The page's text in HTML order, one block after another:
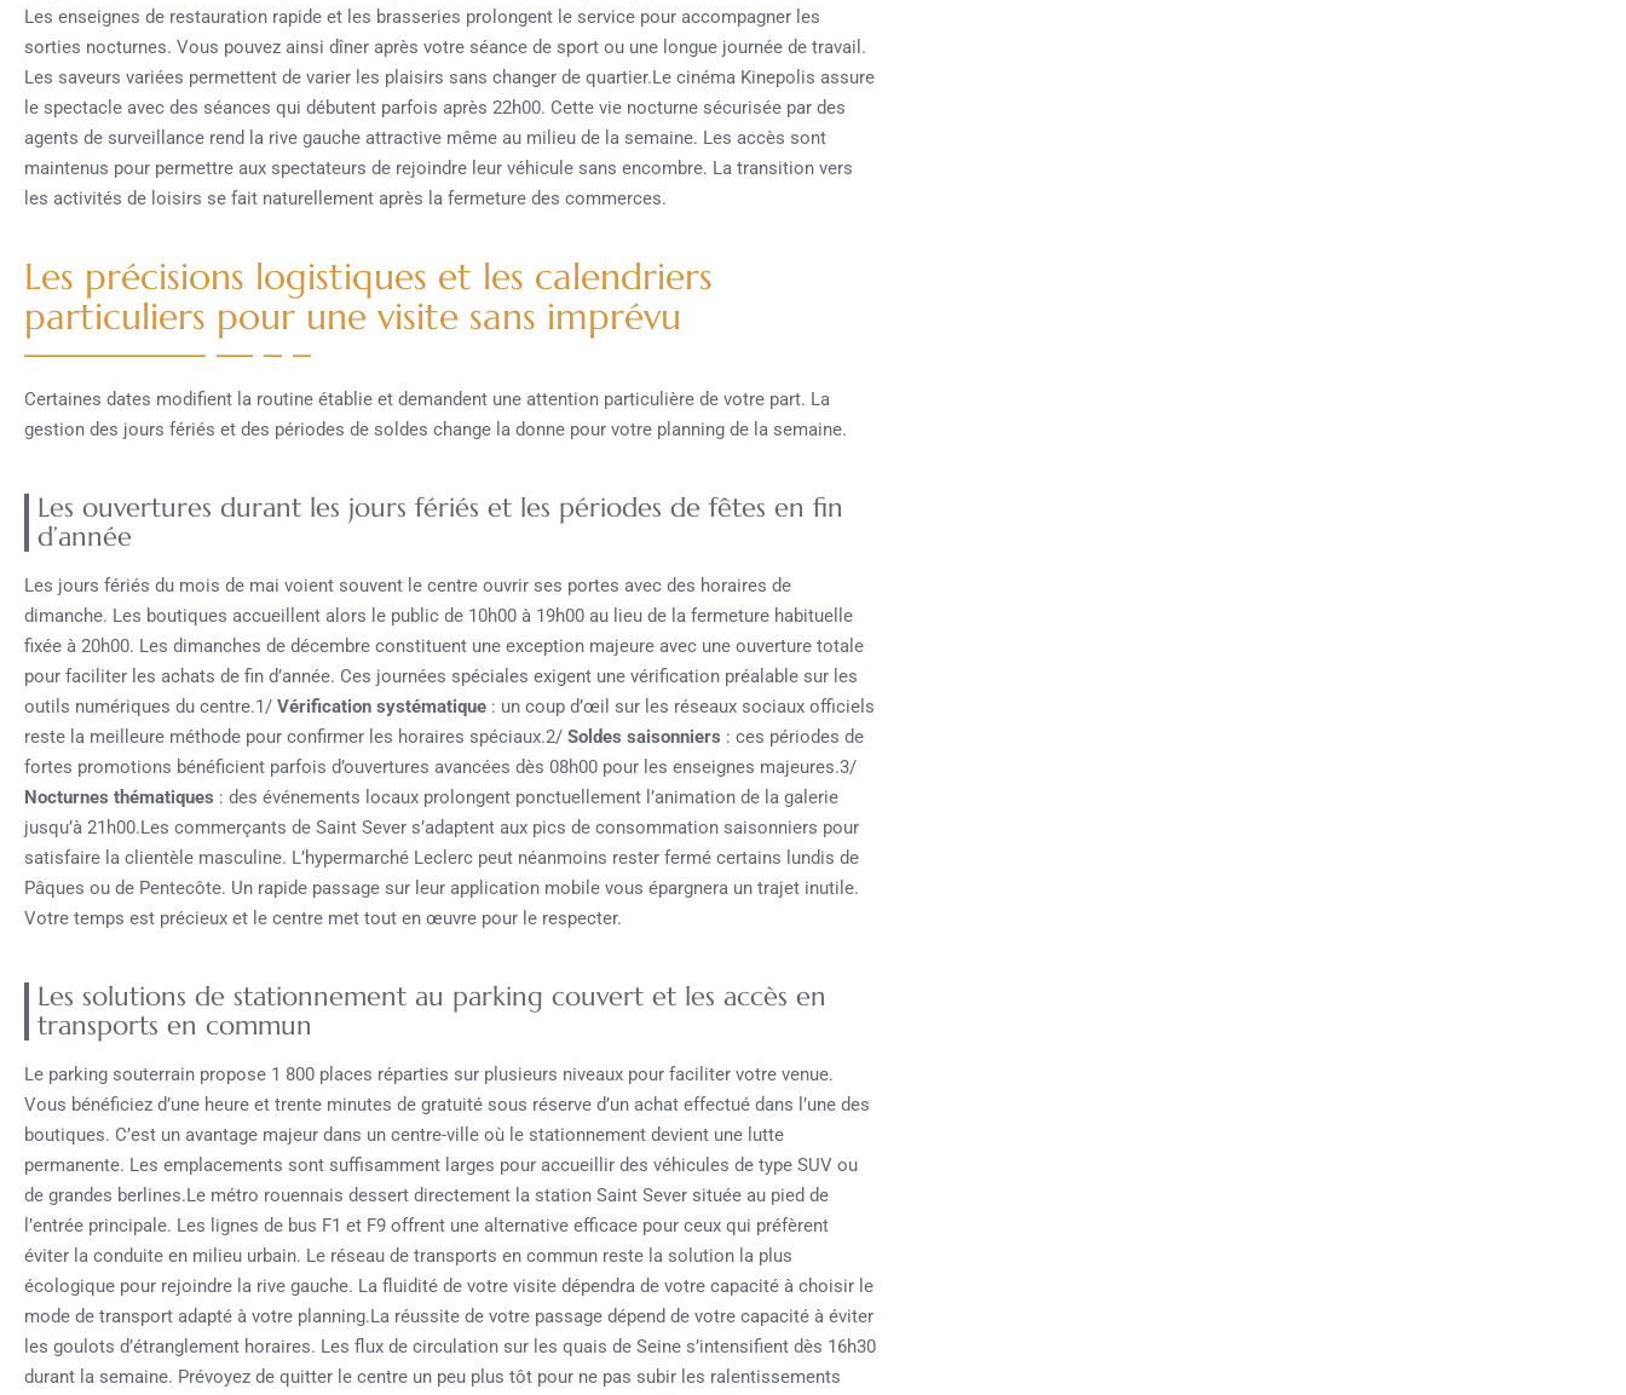
Les enseignes de restauration rapide et les brasseries prolongent le service pour accompagner les
sorties nocturnes. Vous pouvez ainsi dîner après votre séance de sport ou une longue journée de travail.
Les saveurs variées permettent de varier les plaisirs sans changer de quartier.Le cinéma Kinepolis assure
le spectacle avec des séances qui débutent parfois après 22h00. Cette vie nocturne sécurisée par des
agents de surveillance rend la rive gauche attractive même au milieu de la semaine. Les accès sont
maintenus pour permettre aux spectateurs de rejoindre leur véhicule sans encombre. La transition vers
les activités de loisirs se fait naturellement après la fermeture des commerces.
Les précisions logistiques et les calendriers
particuliers pour une visite sans imprévu
Certaines dates modifient la routine établie et demandent une attention particulière de votre part. La
gestion des jours fériés et des périodes de soldes change la donne pour votre planning de la semaine.
Les ouvertures durant les jours fériés et les périodes de fêtes en fin
d’année
Les jours fériés du mois de mai voient souvent le centre ouvrir ses portes avec des horaires de
dimanche. Les boutiques accueillent alors le public de 10h00 à 19h00 au lieu de la fermeture habituelle
fixée à 20h00. Les dimanches de décembre constituent une exception majeure avec une ouverture totale
pour faciliter les achats de fin d’année. Ces journées spéciales exigent une vérification préalable sur les
outils numériques du centre.1/ Vérification systématique : un coup d’œil sur les réseaux sociaux officiels
reste la meilleure méthode pour confirmer les horaires spéciaux.2/ Soldes saisonniers : ces périodes de
fortes promotions bénéficient parfois d’ouvertures avancées dès 08h00 pour les enseignes majeures.3/
Nocturnes thématiques : des événements locaux prolongent ponctuellement l’animation de la galerie
jusqu’à 21h00.Les commerçants de Saint Sever s’adaptent aux pics de consommation saisonniers pour
satisfaire la clientèle masculine. L’hypermarché Leclerc peut néanmoins rester fermé certains lundis de
Pâques ou de Pentecôte. Un rapide passage sur leur application mobile vous épargnera un trajet inutile.
Votre temps est précieux et le centre met tout en œuvre pour le respecter.
Les solutions de stationnement au parking couvert et les accès en
transports en commun
Le parking souterrain propose 1 800 places réparties sur plusieurs niveaux pour faciliter votre venue.
Vous bénéficiez d’une heure et trente minutes de gratuité sous réserve d’un achat effectué dans l’une des
boutiques. C’est un avantage majeur dans un centre-ville où le stationnement devient une lutte
permanente. Les emplacements sont suffisamment larges pour accueillir des véhicules de type SUV ou
de grandes berlines.Le métro rouennais dessert directement la station Saint Sever située au pied de
l’entrée principale. Les lignes de bus F1 et F9 offrent une alternative efficace pour ceux qui préfèrent
éviter la conduite en milieu urbain. Le réseau de transports en commun reste la solution la plus
écologique pour rejoindre la rive gauche. La fluidité de votre visite dépendra de votre capacité à choisir le
mode de transport adapté à votre planning.La réussite de votre passage dépend de votre capacité à éviter
les goulots d’étranglement horaires. Les flux de circulation sur les quais de Seine s’intensifient dès 16h30
durant la semaine. Prévoyez de quitter le centre un peu plus tôt pour ne pas subir les ralentissements